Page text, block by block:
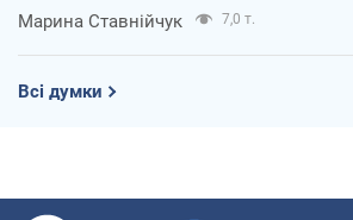
Марина Ставнійчук 7,0 т.
Всі думки